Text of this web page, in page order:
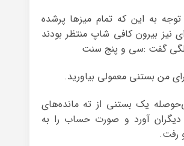
توجه به این که تمام میزها پرشده
نیز بیرون کافی شاپ منتظر بودند
گفت :سی و پنج سنت
من بستنی معمولی بیاورید.
یک بستنی از ته مانده‌های
آورد و صورت حساب را به
رفت.